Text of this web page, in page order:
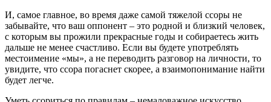
И, самое главное, во время даже самой тяжелой ссоры не
забывайте, что ваш оппонент – это родной и близкий человек,
с которым вы прожили прекрасные годы и собираетесь жить
дальше не менее счастливо. Если вы будете употреблять
местоимение «мы», а не переводить разговор на личности, то
увидите, что ссора погаснет скорее, а взаимопонимание найти
будет легче.